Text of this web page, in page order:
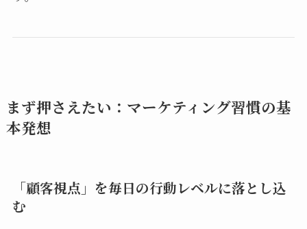
まず押さえたい：マーケティング習慣の基
本発想
「顧客視点」を毎日の行動レベルに落とし込
む